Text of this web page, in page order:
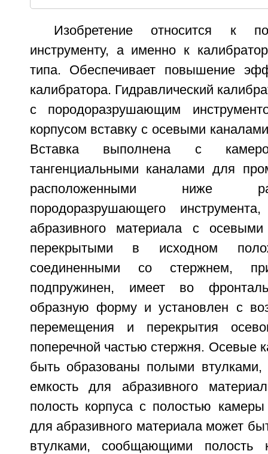
Изобретение относится к
инструменту, а именно к
типа. Обеспечивает повышение
калибратора. Гидравлический
с породоразрушающим
корпусом вставку с осевыми
Вставка выполнена с
тангенциальными каналами для
расположенными ниже
породоразрушающего
абразивного материала с
перекрытыми в исходном
соединенными со стержнем,
подпружинен, имеет во
образную форму и установлен с
перемещения и перекрытия
поперечной частью стержня. Осевые
быть образованы полыми втулками,
емкость для абразивного
полость корпуса с полостью
для абразивного материала может
втулками, сообщающими полость